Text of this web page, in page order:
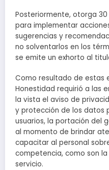
Posteriormente, otorga
para implementar
sugerencias y
no solventarlos en los
se emite un exhorto al
Como resultado de estas
Honestidad requirió a las
la vista el aviso de
y protección de los datos
usuarios, la portación del
al momento de brindar
capacitar al personal
competencia, como son
servicio.